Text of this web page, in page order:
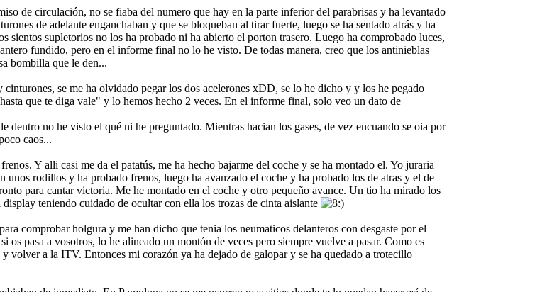
de circulación, no se fiaba del numero que hay en la parte inferior del parabrisas y ha levantado
de adelante enganchaban y que se bloqueban al tirar fuerte, luego se ha sentado atrás y ha
sientos supletorios no los ha probado ni ha abierto el porton trasero. Luego ha comprobado luces,
fundido, pero en el informe final no lo he visto. De todas manera, creo que los antinieblas
bombilla que le den...
se me ha olvidado pegar los dos acelerones xDD, se lo he dicho y y los he pegado
que te diga vale" y lo hemos hecho 2 veces. En el informe final, solo veo un dato de
no he visto el qué ni he preguntado. Mientras hacian los gases, de vez encuando se oia por
caos...
Y alli casi me da el patatús, me ha hecho bajarme del coche y se ha montado el. Yo juraria
rodillos y ha probado frenos, luego ha avanzado el coche y ha probado los de atras y el de
para cantar victoria. Me he montado en el coche y otro pequeño avance. Un tio ha mirado los
teniendo cuidado de ocultar con ella los trozas de cinta aislante
comprobar holgura y me han dicho que tenia los neumaticos delanteros con desgaste por el
pasa a vosotros, lo he alineado un montón de veces pero siempre vuelve a pasar. Como es
volver a la ITV. Entonces mi corazón ya ha dejado de galopar y se ha quedado a trotecillo